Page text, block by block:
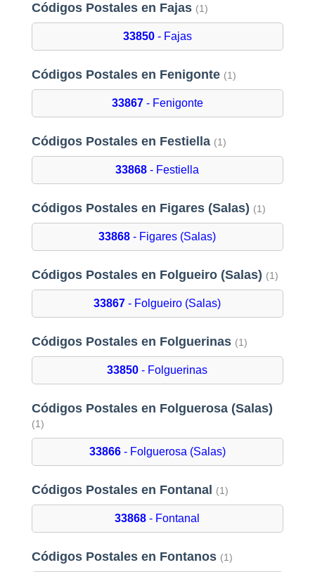
Códigos Postales en Fajas (1)
33850- Fajas
Códigos Postales en Fenigonte (1)
33867- Fenigonte
Códigos Postales en Festiella (1)
33868 - Festiella
Códigos Postales en Figares (Salas) (1)
33868 - Figares (Salas)
Códigos Postales en Folgueiro (Salas) (1)
33867 - Folgueiro (Salas)
Códigos Postales en Folguerinas (1)
33850 - Folguerinas
Códigos Postales en Folguerosa (Salas)
(1)
33866- Folguerosa (Salas)
Códigos Postales en Fontanal (1)
33868 - Fontanal
Códigos Postales en Fontanos (1)